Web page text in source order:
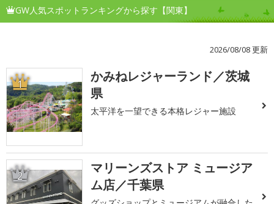
GW人気スポットランキングから探す【関東】
2026/08/08 更新
1
かみねレジャーランド／茨城
県
太平洋を一望できる本格レジャー施設
2
マリーンズストア ミュージア
ム店／千葉県